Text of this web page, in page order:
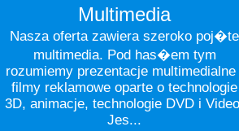
Multimedia
Nasza oferta zawiera szeroko poj�te
multimedia. Pod has�em tym
rozumiemy prezentacje multimedialne
filmy reklamowe oparte o technologie
3D, animacje, technologie DVD i
Jes...